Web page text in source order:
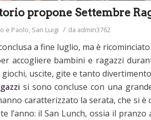
propone Settembre
e Paolo San Luigi / da admin3762
a fine luglio, ma è
accogliere bambini e ragazzi
uscite, gite e tanto
si sono concluse con una
caratterizzato la serata, che si
l’anno: il San Lunch, ossia il